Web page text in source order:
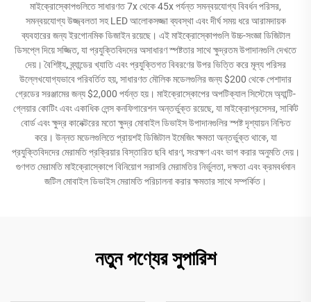
মাইক্রোস্কোপগুলিতে সাধারণত 7x থেকে 45x পর্যন্ত সমন্বয়যোগ্য বিবর্ধন পরিসর,
সমন্বয়যোগ্য উজ্জ্বলতা সহ LED আলোকসজ্জা ব্যবস্থা এবং দীর্ঘ সময় ধরে আরামদায়ক
ব্যবহারের জন্য ইরগোনমিক ডিজাইন রয়েছে। এই মাইক্রোস্কোপগুলি উচ্চ-সংজ্ঞা ডিজিটাল
ডিসপ্লে দিয়ে সজ্জিত, যা প্রযুক্তিবিদদের অসাধারণ স্পষ্টতার সাথে ক্ষুদ্রতম উপাদানগুলি দেখতে
দেয়। বৈশিষ্ট্য, ব্র্যান্ডের খ্যাতি এবং প্রযুক্তিগত বিবরণের উপর ভিত্তি করে মূল্য পরিসর
উল্লেখযোগ্যভাবে পরিবর্তিত হয়, সাধারণত মৌলিক মডেলগুলির জন্য $200 থেকে পেশাদার
গ্রেডের সরঞ্জামের জন্য $2,000 পর্যন্ত হয়। মাইক্রোস্কোপের অপটিক্যাল সিস্টেমে অ্যান্টি-
গ্লেয়ার কোটিং এবং একাধিক লেন্স কনফিগারেশন অন্তর্ভুক্ত রয়েছে, যা মাইক্রোপ্রসেসর, সার্কিট
বোর্ড এবং ক্ষুদ্র কানেক্টরের মতো ক্ষুদ্র মোবাইল ডিভাইস উপাদানগুলির স্পষ্ট দৃশ্যায়ন নিশ্চিত
করে। উন্নত মডেলগুলিতে প্রায়শই ডিজিটাল ইমেজিং ক্ষমতা অন্তর্ভুক্ত থাকে, যা
প্রযুক্তিবিদদের মেরামতি প্রক্রিয়ার বিস্তারিত ছবি ধারণ, সংরক্ষণ এবং ভাগ করার অনুমতি দেয়।
গুণগত মেরামতি মাইক্রোস্কোপে বিনিয়োগ সরাসরি মেরামতির নির্ভুলতা, দক্ষতা এবং ক্রমবর্ধমান
জটিল মোবাইল ডিভাইস মেরামতি পরিচালনা করার ক্ষমতার সাথে সম্পর্কিত।
নতুন পণ্যের সুপারিশ